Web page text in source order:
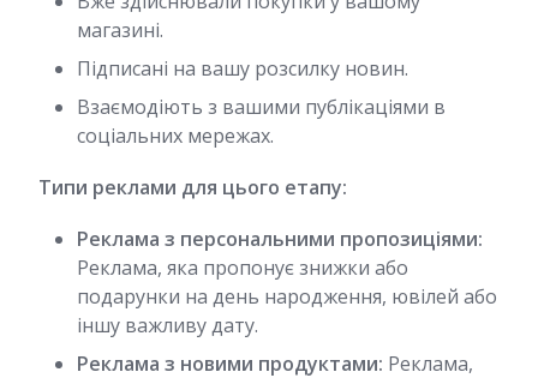
магазині.
Підписані на вашу розсилку новин.
Взаємодіють з вашими публікаціями в
соціальних мережах.
Типи реклами для цього етапу:
Реклама з персональними пропозиціями:
Реклама, яка пропонує знижки або
подарунки на день народження, ювілей або
іншу важливу дату.
Реклама з новими продуктами: Реклама,